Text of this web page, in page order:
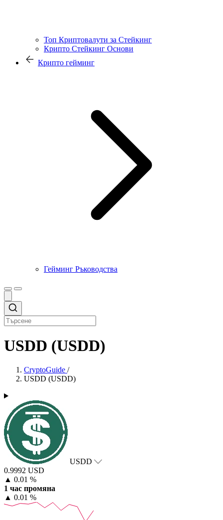
Топ Криптовалути за Стейкинг
Крипто Стейкинг Основи
Крипто гейминг
Гейминг Ръководства
USDD (USDD)
CryptoGuide /
USDD (USDD)
USDD
0.9992 USD
▲ 0.01 %
1 час промяна
▲ 0.01 %